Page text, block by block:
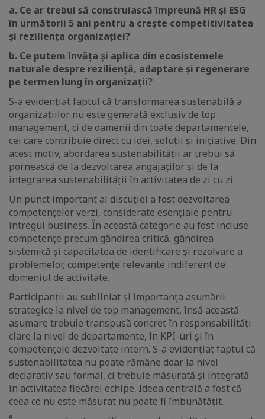
a. Ce ar trebui să construiască împreună HR și ESG
în următorii 5 ani pentru a crește competitivitatea
și reziliența organizației?
b. Ce putem învăța și aplica din ecosistemele
naturale despre reziliență, adaptare și regenerare
pe termen lung în organizații?
S-a evidențiat faptul că transformarea sustenabilă a
organizațiilor nu este generată exclusiv de top
management, ci de oamenii din toate departamentele,
cei care contribuie direct cu idei, soluții și inițiative. Din
acest motiv, abordarea sustenabilității ar trebui să
pornească de la dezvoltarea angajaților și de la
integrarea sustenabilității în activitatea de zi cu zi.
Un punct important al discuției a fost dezvoltarea
competențelor verzi, considerate esențiale pentru
întregul business. În această categorie au fost incluse
competențe precum gândirea critică, gândirea
sistemică și capacitatea de identificare și rezolvare a
problemelor, competențe relevante indiferent de
domeniul de activitate.
Participanții au subliniat și importanța asumării
strategice la nivel de top management, însă această
asumare trebuie transpusă concret în responsabilități
clare la nivel de departamente, în KPI-uri și în
competențele dezvoltate intern. S-a evidențiat faptul că
sustenabilitatea nu poate rămâne doar la nivel
declarativ sau formal, ci trebuie măsurată și integrată
în activitatea fiecărei echipe. Ideea centrală a fost că
ceea ce nu este măsurat nu poate fi îmbunătățit.